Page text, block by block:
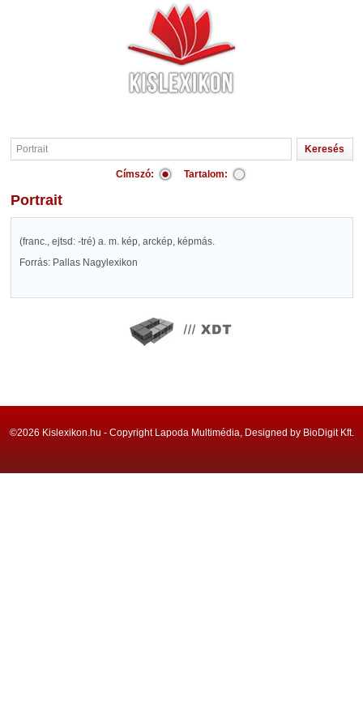
Címszó: Tartalom:
Portrait
(franc., ejtsd: -tré) a. m. kép, arckép, képmás.
Forrás: Pallas Nagylexikon
©2026 Kislexikon.hu - Copyright Lapoda Multimédia, Designed by BioDigit Kft.